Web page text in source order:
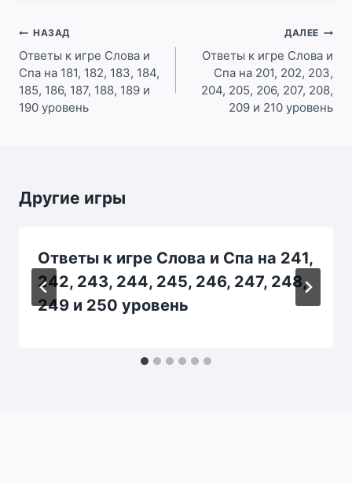
Навигация
по
записям
НАЗАД
Ответы к игре Слова и
Спа на 181, 182, 183, 184,
185, 186, 187, 188, 189 и
190 уровень
ДАЛЕЕ
Ответы к игре Слова и
Спа на 201, 202, 203,
204, 205, 206, 207, 208,
209 и 210 уровень
Другие игры
Ответы к игре Слова и Спа на 241,
242, 243, 244, 245, 246, 247, 248,
249 и 250 уровень